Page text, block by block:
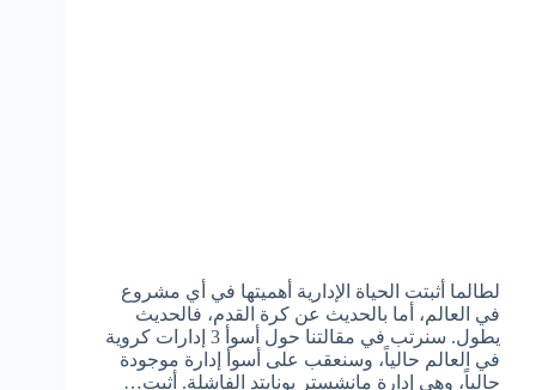
لطالما أثبتت الحياة الإدارية أهميتها في أي مشروع
في العالم، أما بالحديث عن كرة القدم، فالحديث
يطول. سنرتب في مقالتنا حول أسوأ 3 إدارات كروية
في العالم حالياً، وسنعقب على أسوأ إدارة موجودة
حالياً، وهي إدارة مانشستر يونايتد الفاشلة. أثبت…